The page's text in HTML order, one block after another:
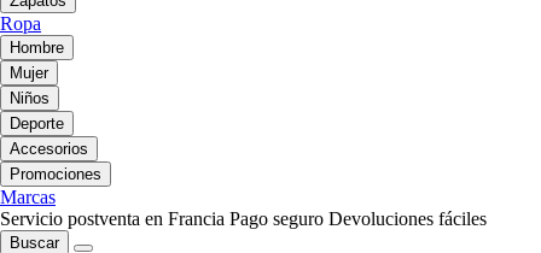
Ropa
Hombre
Mujer
Niños
Deporte
Accesorios
Promociones
Marcas
Servicio postventa en Francia Pago seguro Devoluciones fáciles
Buscar